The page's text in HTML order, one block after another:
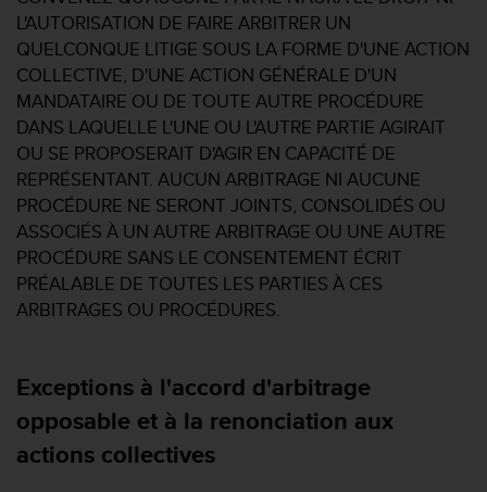
L'AUTORISATION DE FAIRE ARBITRER UN
QUELCONQUE LITIGE SOUS LA FORME D'UNE ACTION
COLLECTIVE, D'UNE ACTION GÉNÉRALE D'UN
MANDATAIRE OU DE TOUTE AUTRE PROCÉDURE
DANS LAQUELLE L'UNE OU L'AUTRE PARTIE AGIRAIT
OU SE PROPOSERAIT D'AGIR EN CAPACITÉ DE
REPRÉSENTANT. AUCUN ARBITRAGE NI AUCUNE
PROCÉDURE NE SERONT JOINTS, CONSOLIDÉS OU
ASSOCIÉS À UN AUTRE ARBITRAGE OU UNE AUTRE
PROCÉDURE SANS LE CONSENTEMENT ÉCRIT
PRÉALABLE DE TOUTES LES PARTIES À CES
ARBITRAGES OU PROCÉDURES.
Exceptions à l'accord d'arbitrage
opposable et à la renonciation aux
actions collectives